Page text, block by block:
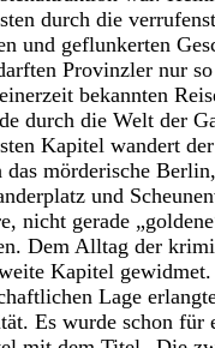
durch die
und geflunkerten
Provinzler nur
bekannten
durch die Welt der
Kapitel wandert
das mörderische
und
nicht gerade
Dem Alltag der
Kapitel
Lage
Es wurde schon für